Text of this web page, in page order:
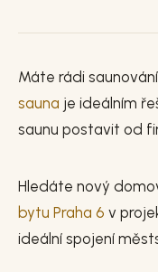
Máte rádi
sauna je ideálním
saunu postavit od
Hledáte nový
bytu Praha 6 v
ideální spojení